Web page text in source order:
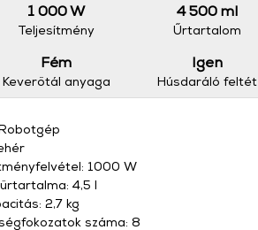
1 000 W
Teljesítmény
4 500 ml
Űrtartalom
Fém
Keverőtál anyaga
Igen
Húsdaráló feltét
1000 W
4,5 l
2,7 kg
száma: 8